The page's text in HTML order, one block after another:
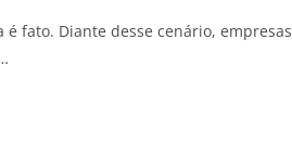
fato. Diante desse cenário, empresas